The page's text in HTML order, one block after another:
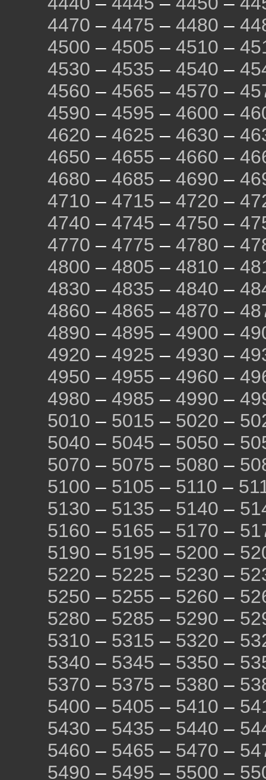
4470 – 4475 – 4480 –
4500 – 4505 – 4510 –
4530 – 4535 – 4540 –
4560 – 4565 – 4570 –
4590 – 4595 – 4600 –
4620 – 4625 – 4630 –
4650 – 4655 – 4660 –
4680 – 4685 – 4690 –
4710 – 4715 – 4720 –
4740 – 4745 – 4750 –
4770 – 4775 – 4780 –
4800 – 4805 – 4810 –
4830 – 4835 – 4840 –
4860 – 4865 – 4870 –
4890 – 4895 – 4900 –
4920 – 4925 – 4930 –
4950 – 4955 – 4960 –
4980 – 4985 – 4990 –
5010 – 5015 – 5020 –
5040 – 5045 – 5050 –
5070 – 5075 – 5080 –
5100 – 5105 – 5110 –
5130 – 5135 – 5140 –
5160 – 5165 – 5170 –
5190 – 5195 – 5200 –
5220 – 5225 – 5230 –
5250 – 5255 – 5260 –
5280 – 5285 – 5290 –
5310 – 5315 – 5320 –
5340 – 5345 – 5350 –
5370 – 5375 – 5380 –
5400 – 5405 – 5410 –
5430 – 5435 – 5440 –
5460 – 5465 – 5470 –
5490 – 5495 – 5500 –